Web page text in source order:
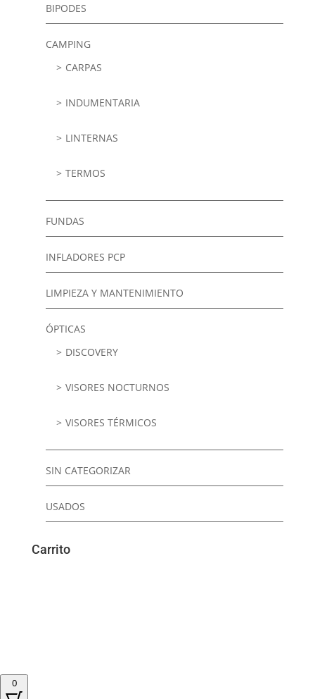
BIPODES
CAMPING
CARPAS
INDUMENTARIA
LINTERNAS
TERMOS
FUNDAS
INFLADORES PCP
LIMPIEZA Y MANTENIMIENTO
ÓPTICAS
DISCOVERY
VISORES NOCTURNOS
VISORES TÉRMICOS
SIN CATEGORIZAR
USADOS
Carrito
0